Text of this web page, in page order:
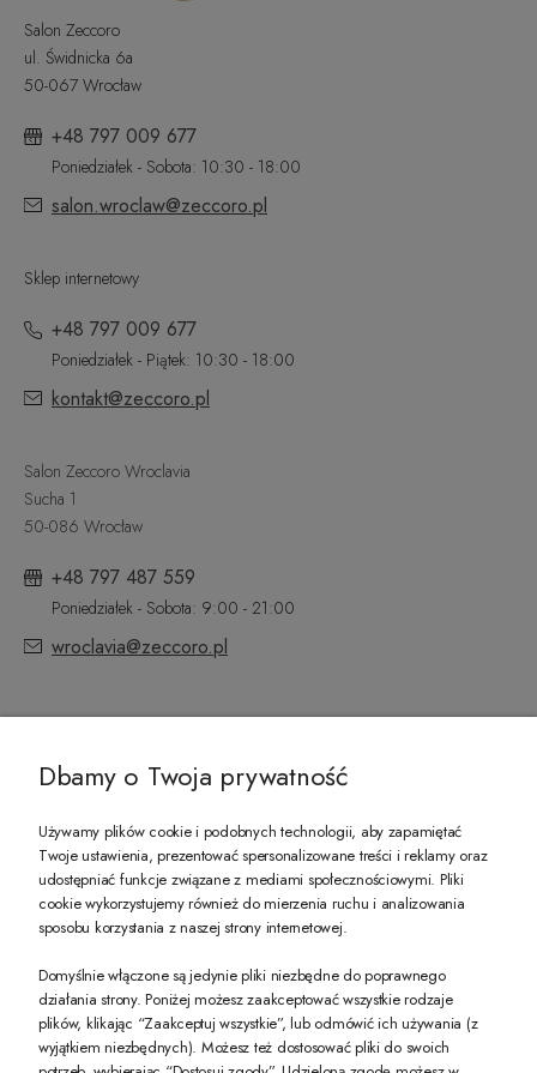
Salon Zeccoro
ul. Świdnicka 6a
50-067 Wrocław
+48 797 009 677
Poniedziałek - Sobota: 10:30 - 18:00
salon.wroclaw@zeccoro.pl
Sklep internetowy
+48 797 009 677
Poniedziałek - Piątek: 10:30 - 18:00
kontakt@zeccoro.pl
Salon Zeccoro Wroclavia
Sucha 1
50-086 Wrocław
+48 797 487 559
Poniedziałek - Sobota: 9:00 - 21:00
wroclavia@zeccoro.pl
PREZENT DLA CIEBIE!
-10% na pierwsze zakupy na zeccoro.pl Gdy zapiszesz się do naszego
Twoje dane będą przetwarzane zgodnie z nasząpolityką prywatności
Dbamy o Twoja prywatność
Używamy plików cookie i podobnych technologii, aby zapamiętać
Twoje ustawienia, prezentować spersonalizowane treści i reklamy oraz
udostępniać funkcje związane z mediami społecznościowymi. Pliki
cookie wykorzystujemy również do mierzenia ruchu i analizowania
sposobu korzystania z naszej strony internetowej.
Domyślnie włączone są jedynie pliki niezbędne do poprawnego
działania strony. Poniżej możesz zaakceptować wszystkie rodzaje
plików, klikając “Zaakceptuj wszystkie”, lub odmówić ich używania (z
wyjątkiem niezbędnych). Możesz też dostosować pliki do swoich